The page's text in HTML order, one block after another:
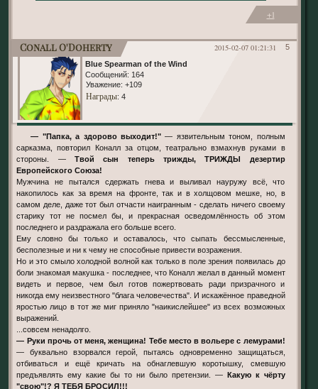
+1
5
2015-02-07 01:21:31
Conall O'Doherty
Blue Spearman of the Wind
Сообщений: 164
Уважение: +109
Награды: 4
— "Папка, а здорово выходит!"— язвительным тоном, полным
сарказма, повторил Коналл за отцом, театрально взмахнув руками в
стороны. — Твой сын теперь трижды, ТРИЖДЫ дезертир
Европейского Союза!
Мужчина не пытался сдержать гнева и выливал науружу всё, что
накопилось как за время на фронте, так и в холщовом мешке, но, в
самом деле, даже тот был отчасти наигранным - сделать ничего своему
старику тот не посмел бы, и прекрасная осведомлённость об этом
последнего и раздражала его больше всего.
Ему словно бы только и оставалось, что сыпать бессмысленные,
бесполезные и ни к чему не способные привести возражения.
Но и это смыло холодной волной как только в поле зрения появилась до
боли знакомая макушка - последнее, что Коналл желал в данный момент
видеть и первое, чем был готов пожертвовать ради призрачного и
никогда ему неизвестного "блага человечества". И искажённое праведной
яростью лицо в тот же миг приняло "наикислейшее" из всех возможных
выражений.
...совсем ненадолго.
— Руки прочь от меня, женщина! Тебе место в вольере с лемурами!
— буквально взорвался герой, пытаясь одновременно защищаться,
отбиваться и ещё кричать на обнаглевшую коротышку, смевшую
предъявлять ему какие бы то ни было претензии. — Какую к чёрту
"свою"!? Я ТЕБЯ БРОСИЛ!!!